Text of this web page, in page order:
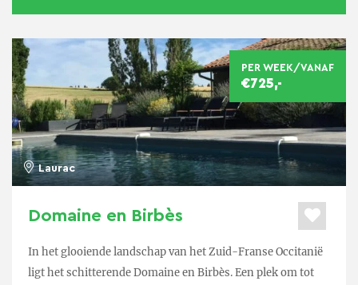
PER WEEK/VANAF
€725,-
Laurac
Domaine en Birbès
In het glooiende landschap van het Zuid-Franse Occitanië
ligt het schitterende Domaine en Birbès. Een plek om tot